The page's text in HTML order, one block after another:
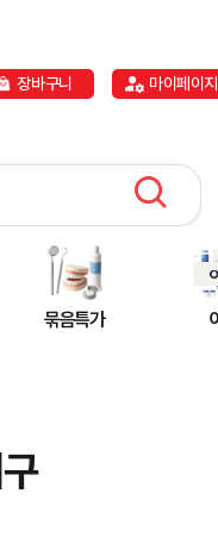
장바구니 마이페이지
묶음특가